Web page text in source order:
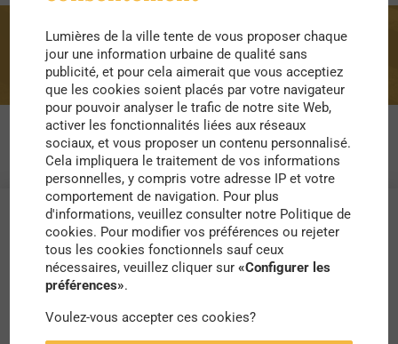
portraits
Lumières de la ville tente de vous proposer chaque
jour une information urbaine de qualité sans
publicité, et pour cela aimerait que vous acceptiez
que les cookies soient placés par votre navigateur
pour pouvoir analyser le trafic de notre site Web,
activer les fonctionnalités liées aux réseaux
sociaux, et vous proposer un contenu personnalisé.
Cela impliquera le traitement de vos informations
personnelles, y compris votre adresse IP et votre
comportement de navigation. Pour plus
d'informations, veuillez consulter notre Politique de
cookies. Pour modifier vos préférences ou rejeter
tous les cookies fonctionnels sauf ceux
nécessaires, veuillez cliquer sur«Configurer les
préférences».
Voulez-vous accepter ces cookies?